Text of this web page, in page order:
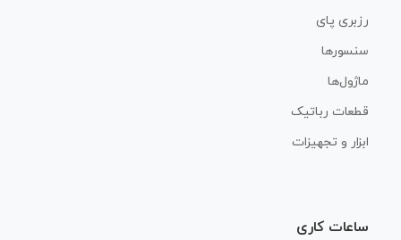
رزبری پای
سنسورها
ماژول‌ها
قطعات رباتیک
ابزار و تجهیزات
ساعات کاری